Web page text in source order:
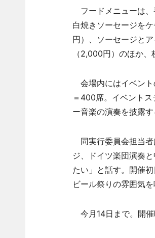
フードメニューは、
白焼きソーセージを
円）、ソーセージと
（2,000円）のほか
会場内にはイベント
＝400席。イベント
ー音楽の演奏を披露す
同実行委員会担当者
ジ、ドイツ楽団演奏
たい」と話す。開催
ビール祭りの雰囲気
今月14日まで。開催